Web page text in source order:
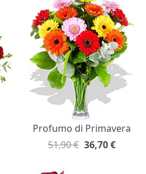
Profumo di Primavera
51,90 € 36,70€